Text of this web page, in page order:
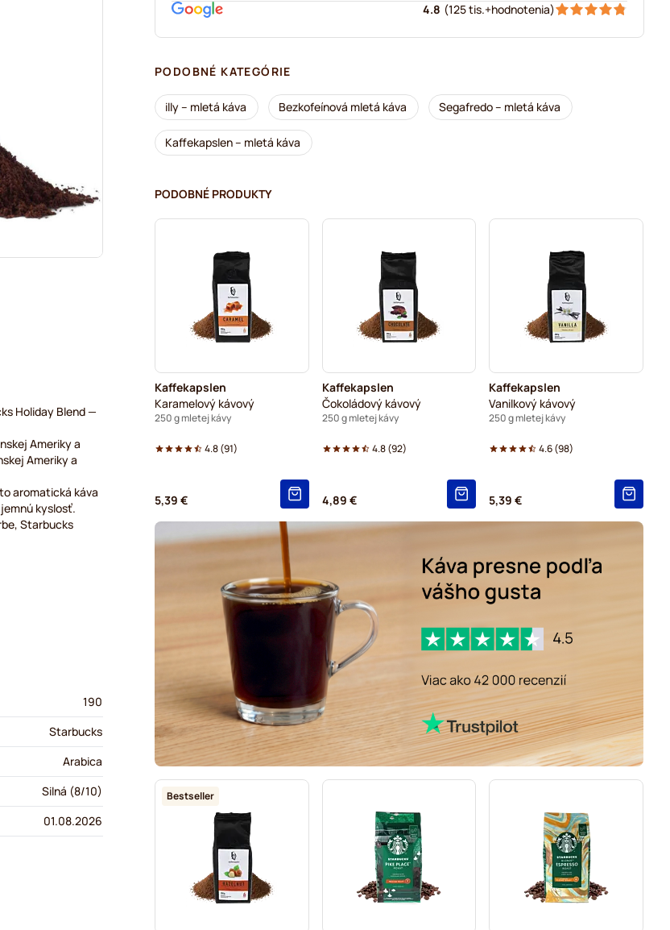
4.8 (125 tis.+hodnotenia)
PODOBNÉ KATEGÓRIE
illy – mletá káva Bezkofeínová mletá káva Segafredo – mletá káva
Kaffekapslen – mletá káva
PODOBNÉ PRODUKTY
Kaffekapslen
Karamelový kávový
250 g mletej kávy
4.8(91)
5,39 €
Kaffekapslen
Čokoládový kávový
250 g mletej kávy
4.8(92)
4,89 €
Kaffekapslen
Vanilkový kávový
250 g mletej kávy
4.6(98)
5,39 €
Bestseller
Holiday Blend —
Ameriky a
Ameriky a
aromatická káva
kyslosť.
Starbucks
190
Starbucks
Arabica
Silná (8/10)
01.08.2026